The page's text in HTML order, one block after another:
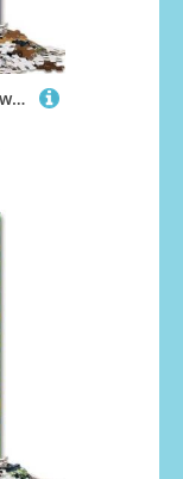
Puzzle mit 1000 Teilen für Erwachsene, Zebra-Puzzle mit 1000 Teilen für Jugendliche ab 14 Jahren, Heimdekoration (Größe 26x38cm)